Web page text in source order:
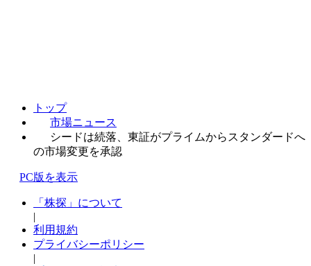
トップ
市場ニュース
シードは続落、東証がプライムからスタンダードへ
の市場変更を承認
PC版を表示
「株探」について
|
利用規約
プライバシーポリシー
|